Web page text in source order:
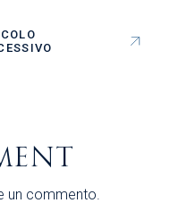
un commento.